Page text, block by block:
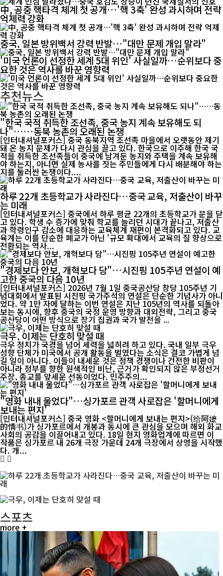
中, 공중 핵타격 체계 첫 공개…'핵 3축' 완성 과시하며 전략
억제력 강화
중국, 일본 방위백서 강력 반발…"대만 문제 개입 말라"
'미국 언론이 선정한 세계 5대 위인' 사실일까…순위보다 중
요한 것은 역사를 바꾼 영향력
추천뉴스
"한국 국적 취득한 조선족, 중국 농지 계속 보유해도 되
나"……동북 농촌의 오래된 논쟁
[인터내셔널포커스] 중국 동북지역 조선족 마을에서 오랫동안 제기
돼 온 농지 문제가 다시 관심을 끌고 있다. 한국으로 이주해 한국 국
적을 취득한 조선족들이 중국에 남겨둔 농지와 주택을 계속 보유해
야 하는지, 아니면 실제 농사를 짓는 주민들에게 다시 배분해야 하는
지를 둘러싼 논쟁이다....
하루 22개 초등학교가 사라진다…중국 교육, 저출산이 바꾸
는 미래
[인터내셔널포커스] 중국에서 하루 평균 22개의 초등학교가 문을 닫
고 있다. 학생 수 증가에 맞춰 학교를 늘리던 시대가 끝나고, 저출산
과 학령인구 감소에 대응하는 교육체계 재편이 본격화되고 있다. 교
육계는 이를 단순한 폐교가 아닌 '규모 확대에서 교육의 질 향상으로
전환되는 역사...
"경제보다 안보, 개혁보다 당"…시진핑 105주년 연설이 예
고한 중국의 다음 10년
[인터내셔널포커스] 2026년 7월 1일 중국공산당 창당 105주년 기
념대회에서 발표된 시진핑 국가주석의 연설은 단순한 기념사가 아니
었다. 약 1만 자에 달하는 이번 연설은 지난 105년의 역사를 되돌아
보는 동시에, 향후 중국의 국정 운영 방향과 대외전략, 그리고 중국
공산당이 어떤 방식으로 장기 집권과 국가 발전을 ...
극우, 이제는 단호히 맞설 때
극우 정치가 국경을 넘어 세력을 넓히려 하고 있다. 국내 일부 극우
성향 단체가 미국에서 공개 활동을 벌였다는 소식은 결코 가볍게 넘
길 일이 아니다. 이들이 내세운 것은 정책 경쟁이나 건전한 비판이
아니라 정부를 향한 원색적인 비난, 근거가 확인되지 않은 부정선거
주장, 종교를 앞세운 선동이었다. 민주주의...
"영화 내내 울었다"…싱가포르 관객 사로잡은 '할머니에게
보내는 편지'
[인터내셔널포커스] 중국 영화 <할머니에게 보내는 편지>(给阿嬷
的情书)가 싱가포르에서 개봉과 동시에 큰 관심을 모으며 해외 화교
사회의 공감을 이끌어내고 있다. 18일 현지 영화업계에 따르면 이
작품은 싱가포르 내 26개 극장 가운데 24개 극장에서 상영을 시작했
다. 개...
스포츠
more +